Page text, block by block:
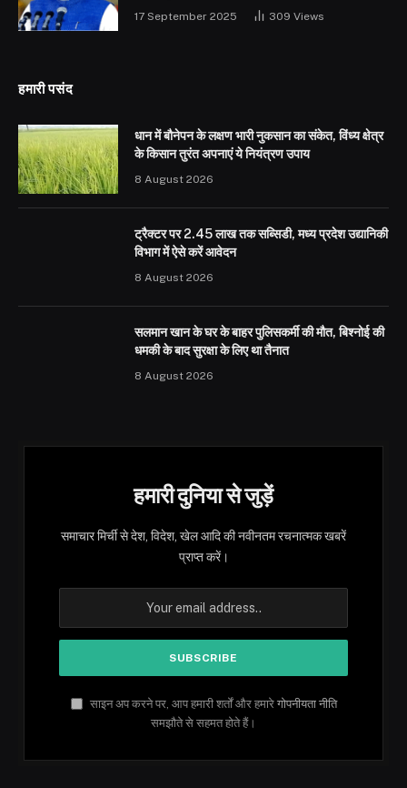
17 September 2025 309 Views
हमारी पसंद
धान में बौनेपन के लक्षण भारी नुकसान का संकेत, विंध्य क्षेत्र
के किसान तुरंत अपनाएं ये नियंत्रण उपाय
8 August 2026
ट्रैक्टर पर 2.45 लाख तक सब्सिडी, मध्य प्रदेश उद्यानिकी
विभाग में ऐसे करें आवेदन
8 August 2026
सलमान खान के घर के बाहर पुलिसकर्मी की मौत, बिश्नोई की
धमकी के बाद सुरक्षा के लिए था तैनात
8 August 2026
हमारी दुनिया से जुड़ें
समाचार मिर्ची से देश, विदेश, खेल आदि की नवीनतम रचनात्मक खबरें
प्राप्त करें।
साइन अप करने पर, आप हमारी शर्तों और हमारे गोपनीयता नीति
समझौते से सहमत होते हैं।